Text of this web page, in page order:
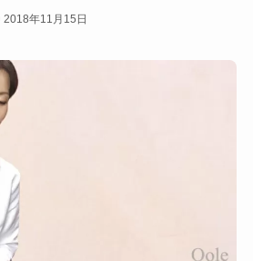
2018年11月15日